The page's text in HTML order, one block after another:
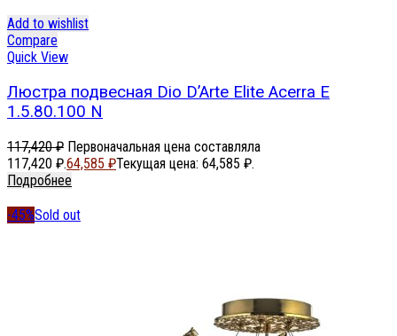
Add to wishlist
Compare
Quick View
Люстра подвесная Dio D’Arte Elite Acerra E
1.5.80.100 N
117,420₽ Первоначальная цена составляла
117,420 ₽.64,585 ₽Текущая цена: 64,585 ₽.
Подробнее
-45%Sold out